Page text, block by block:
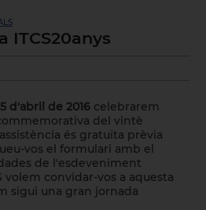
ITCS20anys
d'abril de 2016celebrarem
del vintè
és gratuïta prèvia
vos el formulari amb el
de l'esdeveniment
volem convidar-vos a aquesta
sigui una gran jornada